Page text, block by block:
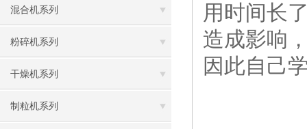
混合机系列
粉碎机系列
干燥机系列
制粒机系列
用时间长
造成影响
因此自己